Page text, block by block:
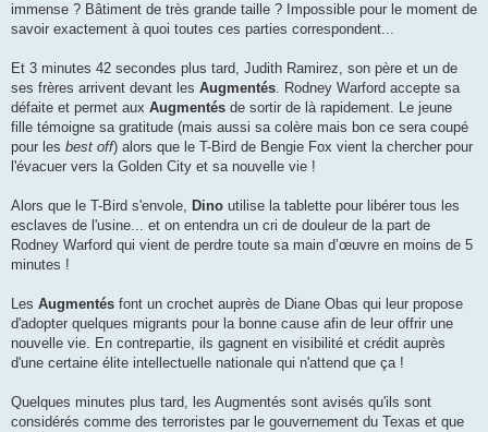
immense ? Bâtiment de très grande taille ? Impossible pour le moment de
savoir exactement à quoi toutes ces parties correspondent...
Et 3 minutes 42 secondes plus tard, Judith Ramirez, son père et un de
ses frères arrivent devant les Augmentés. Rodney Warford accepte sa
défaite et permet aux Augmentés de sortir de là rapidement. Le jeune
fille témoigne sa gratitude (mais aussi sa colère mais bon ce sera coupé
pour les best off) alors que le T-Bird de Bengie Fox vient la chercher pour
l'évacuer vers la Golden City et sa nouvelle vie !
Alors que le T-Bird s'envole, Dino utilise la tablette pour libérer tous les
esclaves de l'usine... et on entendra un cri de douleur de la part de
Rodney Warford qui vient de perdre toute sa main d’œuvre en moins de 5
minutes !
Les Augmentés font un crochet auprès de Diane Obas qui leur propose
d'adopter quelques migrants pour la bonne cause afin de leur offrir une
nouvelle vie. En contrepartie, ils gagnent en visibilité et crédit auprès
d'une certaine élite intellectuelle nationale qui n'attend que ça !
Quelques minutes plus tard, les Augmentés sont avisés qu'ils sont
considérés comme des terroristes par le gouvernement du Texas et que